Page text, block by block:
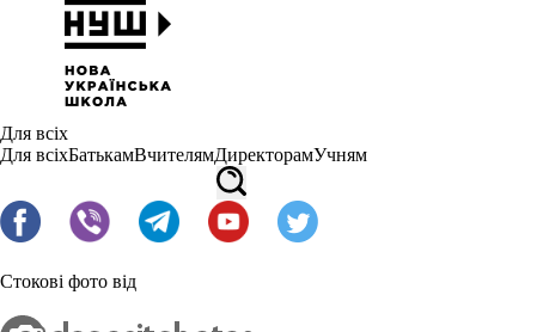
Для всіх
Для всіхБатькамВчителямДиректорамУчням
Стокові фото від